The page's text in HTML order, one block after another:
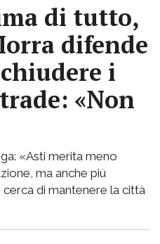
di tutto,
difende
i
«Non
«Asti merita meno
ma anche più
di mantenere la città